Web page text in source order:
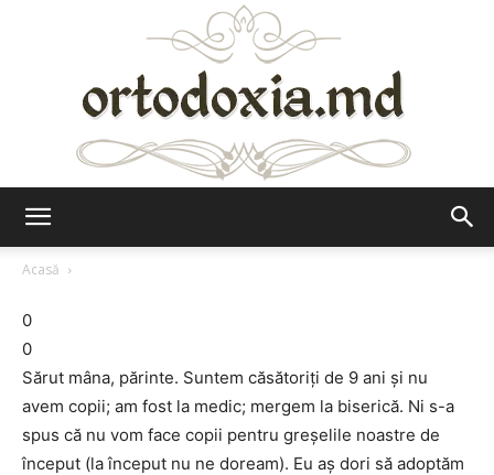
Acasă
0
0
Sărut mâna, părinte. Suntem căsătoriţi de 9 ani şi nu
avem copii; am fost la medic; mergem la biserică. Ni s-a
spus că nu vom face copii pentru greşelile noastre de
început (la început nu ne doream). Eu aş dori să adoptăm